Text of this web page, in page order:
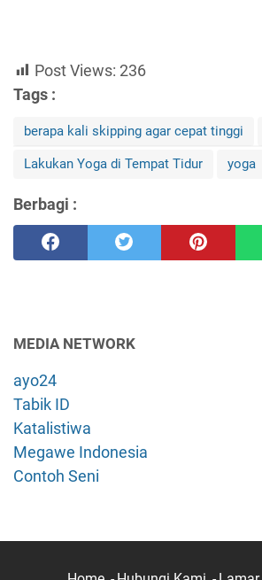
Post Views: 236
Tags :
berapa kali skipping agar cepat tinggi
Lakukan Yoga di Tempat Tidur yoga
Berbagi :
MEDIA NETWORK
ayo24
Tabik ID
Katalistiwa
Megawe Indonesia
Contoh Seni